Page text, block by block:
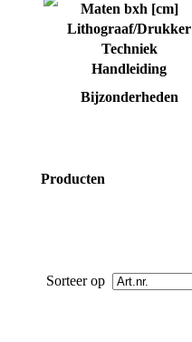
Maten bxh [cm]
Lithograaf/Drukker
Techniek
Handleiding
Bijzonderheden
Producten
Sorteer op